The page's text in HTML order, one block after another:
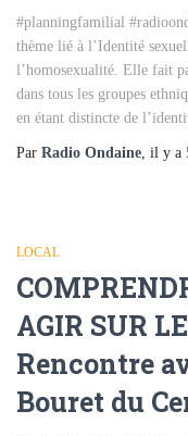
#planningfamilial
thème lié à l’Identité
l’homosexualité. Elle fait
dans tous les groupes
en étant distincte de
Par Radio Ondaine, il y a
LOCAL
AGIR SUR
Rencontre
Bouret du